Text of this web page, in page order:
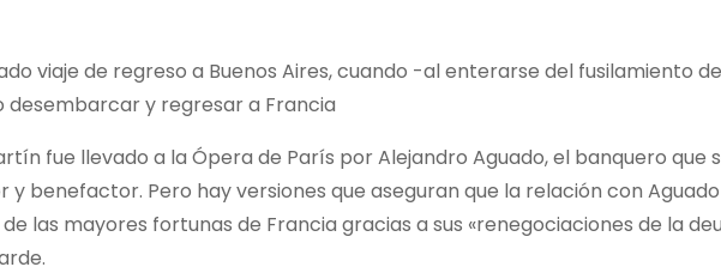
viaje de regreso a Buenos Aires, cuando -al enterarse del fusilamiento
desembarcar y regresar a Francia
fue llevado a la Ópera de París por Alejandro Aguado, el banquero que
benefactor. Pero hay versiones que aseguran que la relación con
las mayores fortunas de Francia gracias a sus «renegociaciones de la